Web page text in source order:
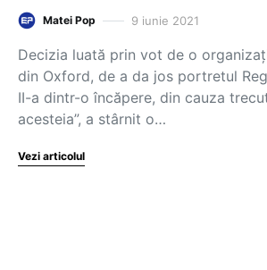
Matei Pop 9 iunie 2021
Decizia luată prin vot de o
din Oxford, de a da jos portretul
II-a dintr-o încăpere, din cauza
acesteia”, a stârnit o…
Vezi articolul